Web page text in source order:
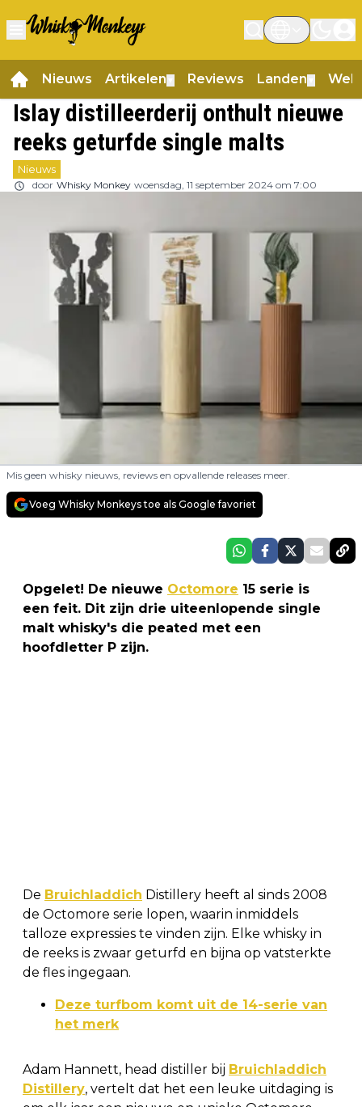
Nieuws Artikelen Reviews Landen
Islay distilleerderij onthult nieuwe
reeks geturfde single malts
Nieuws
door Whisky Monkey woensdag, 11 september 2024 om 7:00
Mis geen whisky nieuws, reviews en opvallende releases meer.
Voeg Whisky Monkeys toe als Google favoriet
Opgelet! De nieuwe Octomore 15 serie is
een feit. Dit zijn drie uiteenlopende single
malt whisky's die peated met een
hoofdletter P zijn.
De Bruichladdich Distillery heeft al sinds 2008
de Octomore serie lopen, waarin inmiddels
talloze expressies te vinden zijn. Elke whisky in
de reeks is zwaar geturfd en bijna op vatsterkte
de fles ingegaan.
Deze turfbom komt uit de 14-serie van
het merk
Adam Hannett, head distiller bij Bruichladdich
Distillery, vertelt dat het een leuke uitdaging is